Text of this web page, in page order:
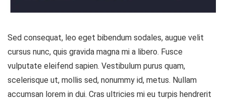
Sed consequat, leo eget bibendum sodales, augue velit
cursus nunc, quis gravida magna mi a libero. Fusce
vulputate eleifend sapien. Vestibulum purus quam,
scelerisque ut, mollis sed, nonummy id, metus. Nullam
accumsan lorem in dui. Cras ultricies mi eu turpis hendrerit